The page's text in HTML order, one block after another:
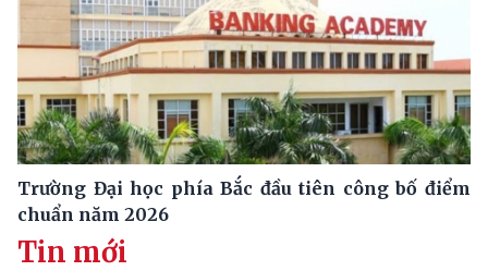
Trường Đại học phía Bắc đầu tiên công bố điểm
chuẩn năm 2026
Tin mới